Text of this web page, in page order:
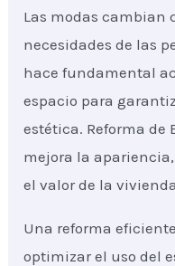
Las modas cambian
necesidades de las
hace fundamental
espacio para
estética. Reforma de
mejora la
el valor de la
Una reforma
optimizar el uso del